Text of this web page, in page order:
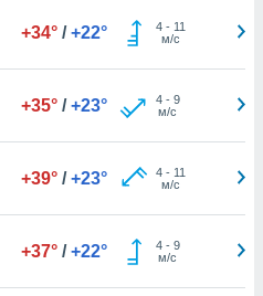
+34° / +22° 4- 11
м/с
+35° / +23° 4- 9
м/с
+39° / +23° 4- 11
м/с
+37° / +22° 4- 9
м/с